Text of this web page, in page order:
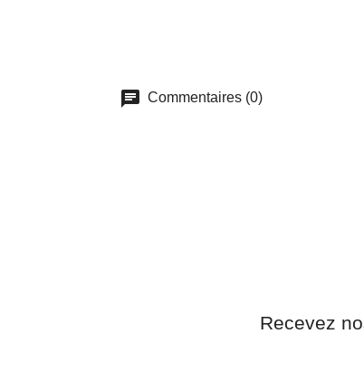
Commentaires (0)
Recevez